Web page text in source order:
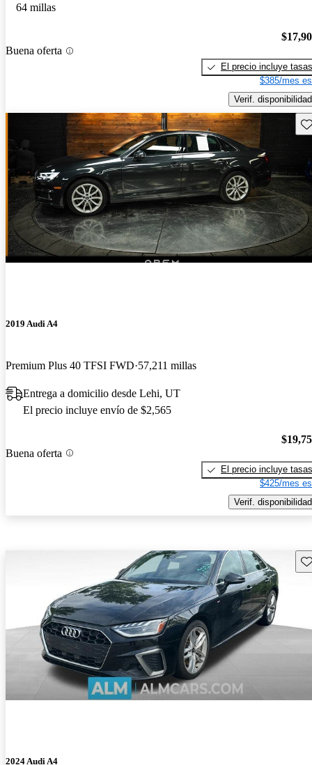
64 millas
Buena oferta
El precio incluye tasas
$385/mes
Verif. disponibilidad
2019 Audi A4
Premium Plus 40 TFSI FWD 57,211 millas
Entrega a domicilio desde Lehi, UT
El precio incluye envío de $2,565
Buena oferta
El precio incluye tasas
$425/mes
Verif. disponibilidad
2024 Audi A4